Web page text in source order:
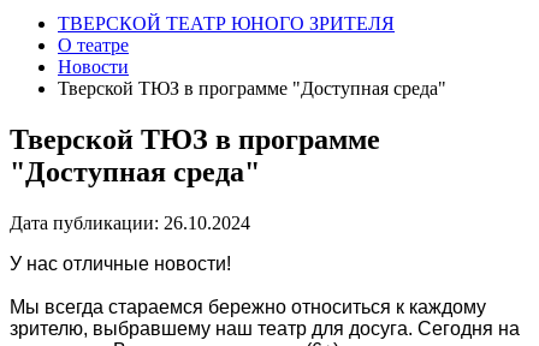
ТВЕРСКОЙ ТЕАТР ЮНОГО ЗРИТЕЛЯ
О театре
Новости
Тверской ТЮЗ в программе "Доступная среда"
Тверской ТЮЗ в программе
"Доступная среда"
Дата публикации: 26.10.2024
У нас отличные новости!
Мы всегда стараемся бережно относиться к каждому
зрителю, выбравшему наш театр для досуга. Сегодня на